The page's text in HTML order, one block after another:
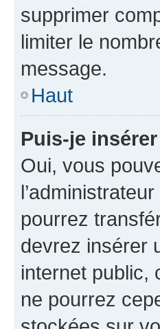
supprimer
limiter le
message.
Haut
Puis-je
Oui, vous
pourrez
devrez insérer
internet public,
ne pourrez